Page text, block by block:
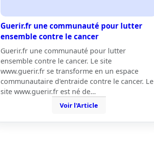
Guerir.fr une communauté pour lutter
ensemble contre le cancer
Guerir.fr une communauté pour lutter
ensemble contre le cancer. Le site
www.guerir.fr se transforme en un espace
communautaire d'entraide contre le cancer. Le
site www.guerir.fr est né de…
Voir l'Article